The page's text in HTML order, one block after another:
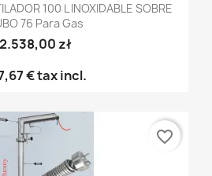
100 L INOXIDABLE SOBRE
76 Para Gas
2.538,00 zł
€tax incl.
favorite_border